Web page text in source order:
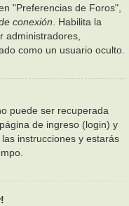
"Preferencias de Foros",
conexión . Habilita la
administradores,
como un usuario oculto.
puede ser recuperada
de ingreso (login) y
instrucciones y estarás